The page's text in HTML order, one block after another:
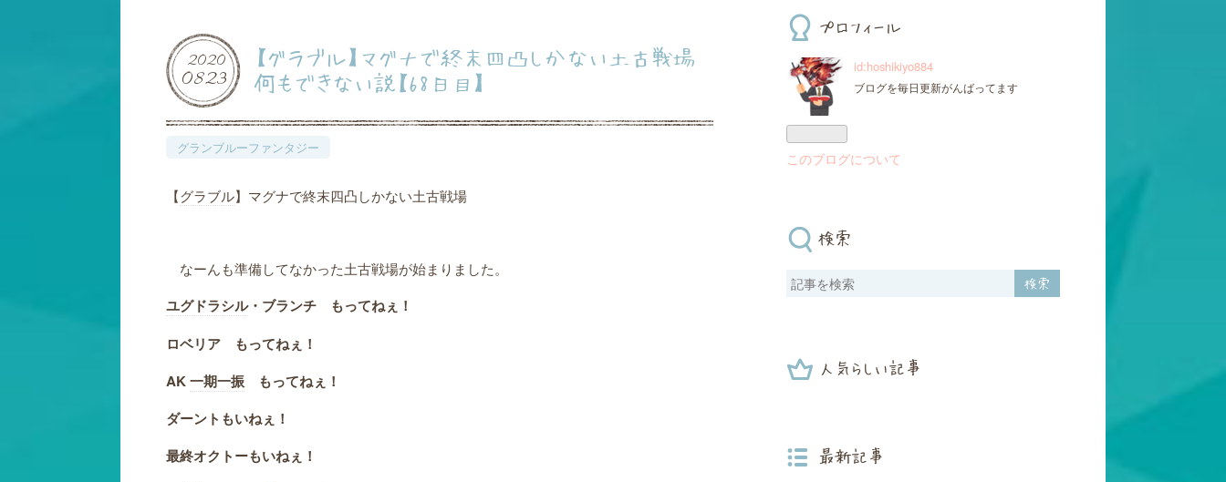
2020
0823
【グラブル】マグナで終末四凸しかない土古戦場
何もできない説【68日目】
グランブルーファンタジー
【グラブル】マグナで終末四凸しかない土古戦場
なーんも準備してなかった土古戦場が始まりました。
ユグドラシル・ブランチ もってねぇ！
ロベリア もってねぇ！
AK一期一振 もってねぇ！
ダーントもいねぇ！
最終オクトーもいねぇ！
プロフィール
id:hoshikiyo884
ブログを毎日更新がんばってます
このブログについて
検索
人気らしい記事
最新記事